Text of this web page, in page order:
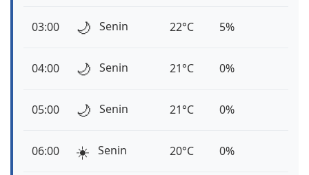
03:00 🌙 Senin 22°C 5%
04:00 🌙 Senin 21°C 0%
05:00 🌙 Senin 21°C 0%
06:00 ☀️ Senin 20°C 0%